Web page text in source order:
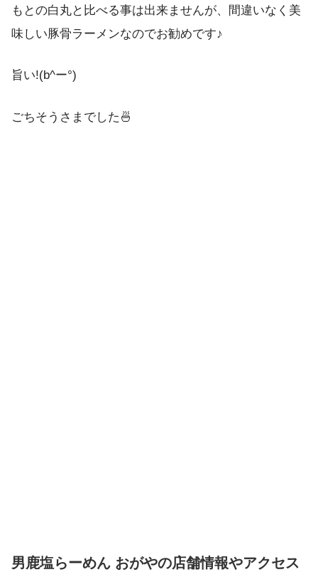
もとの白丸と比べる事は出来ませんが、間違いなく美
味しい豚骨ラーメンなのでお勧めです♪
旨い!(b^ー°)
ごちそうさまでした🍜
男鹿塩らーめん おがやの店舗情報やアクセス